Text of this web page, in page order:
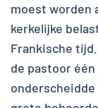
moest worden
kerkelijke
Frankische
de pastoor